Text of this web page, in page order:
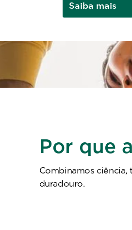
Saiba mais
Por que
Combinamos ciência,
duradouro.